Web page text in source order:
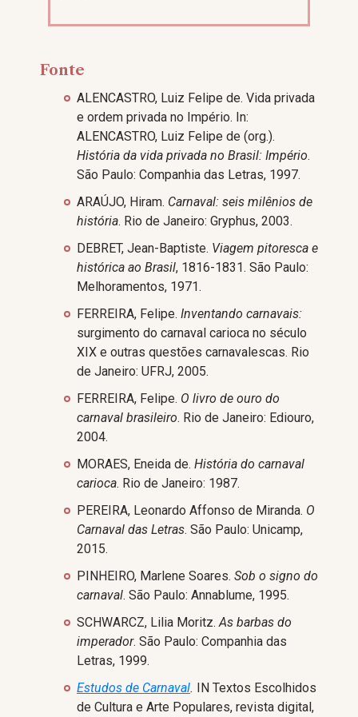
Fonte
ALENCASTRO, Luiz Felipe de. Vida privada
e ordem privada no Império. In:
ALENCASTRO, Luiz Felipe de (org.).
História da vida privada no Brasil: Império.
São Paulo: Companhia das Letras, 1997.
ARAÚJO, Hiram. Carnaval: seis milênios de
história. Rio de Janeiro: Gryphus, 2003.
DEBRET, Jean-Baptiste. Viagem pitoresca e
histórica ao Brasil, 1816-1831. São Paulo:
Melhoramentos, 1971.
FERREIRA, Felipe. Inventando carnavais:
surgimento do carnaval carioca no século
XIX e outras questões carnavalescas. Rio
de Janeiro: UFRJ, 2005.
FERREIRA, Felipe. O livro de ouro do
carnaval brasileiro. Rio de Janeiro: Ediouro,
2004.
MORAES, Eneida de. História do carnaval
carioca. Rio de Janeiro: 1987.
PEREIRA, Leonardo Affonso de Miranda. O
Carnaval das Letras. São Paulo: Unicamp,
2015.
PINHEIRO, Marlene Soares. Sob o signo do
carnaval. São Paulo: Annablume, 1995.
SCHWARCZ, Lilia Moritz. As barbas do
imperador. São Paulo: Companhia das
Letras, 1999.
Estudos de Carnaval. IN Textos Escolhidos
de Cultura e Arte Populares, revista digital,